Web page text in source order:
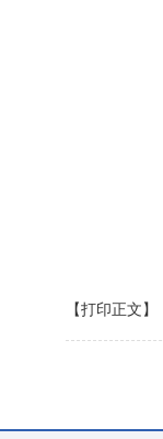
【打印正文】